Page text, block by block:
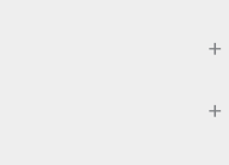
+
+